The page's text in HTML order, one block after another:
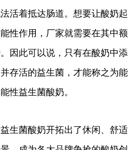
活着抵达肠道。想要让酸奶起
性作用，厂家就需要在其中额
因此可以说，只有在酸奶中添
存活的益生菌，才能称之为能
性益生菌酸奶。
生菌酸奶开拓出了休闲、舒适